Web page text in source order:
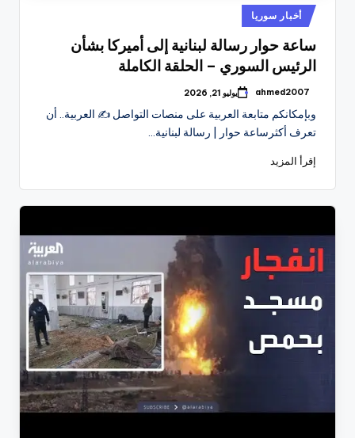
نُشر
في
أخبار سوريا
ساعة حوار رسالة لبنانية إلى أميركا بشأن
الرئيس السوري – الحلقة الكاملة
تمّ
بواسطة
ahmed2007 يوليو 21, 2026
وبإمكانكم متابعة العربية على منصات التواصل ✍️ العربية.. أن
تعرف أكثرساعة حوار | رسالة لبنانية…
إقرأ المزيد